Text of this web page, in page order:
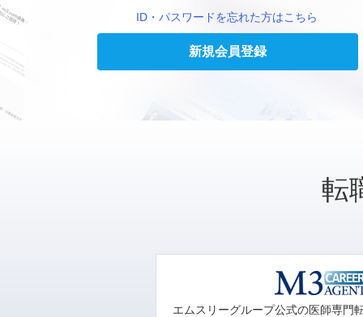
ID・パスワードを忘れた方はこちら
新規会員登録
転
エムスリーグループ公式の医師専門